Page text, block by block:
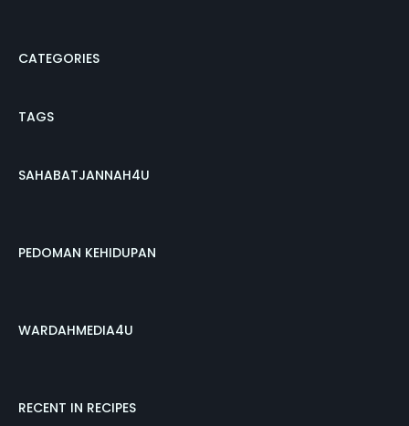
CATEGORIES
TAGS
SAHABATJANNAH4U
PEDOMAN KEHIDUPAN
WARDAHMEDIA4U
RECENT IN RECIPES